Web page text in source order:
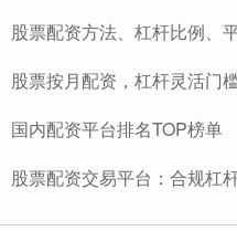
股票配资方法、杠杆比例、
股票按月配资，杠杆灵活门
国内配资平台排名TOP榜单
股票配资交易平台：合规杠